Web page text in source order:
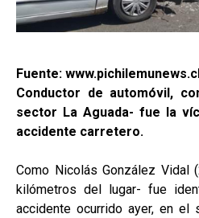
Fuente:
Conductor de automóvil,
sector La Aguada- fue la
accidente carretero.
Como Nicolás González Vidal
kilómetros del lugar- fue
accidente ocurrido ayer, en el